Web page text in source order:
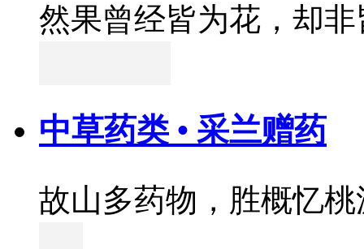
然果曾经皆为花，却
中草药类 • 采兰赠药
故山多药物，胜概忆桃